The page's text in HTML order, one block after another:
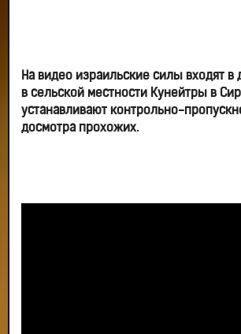
На видео израильские силы входят
в сельской местности Кунейтры в
устанавливают контрольно-
досмотра прохожих.